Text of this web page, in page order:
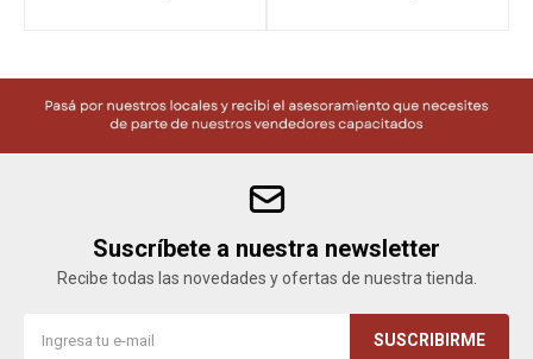
Suscríbete a nuestra newsletter
Recibe todas las novedades y ofertas de nuestra tienda.
SUSCRIBIRME